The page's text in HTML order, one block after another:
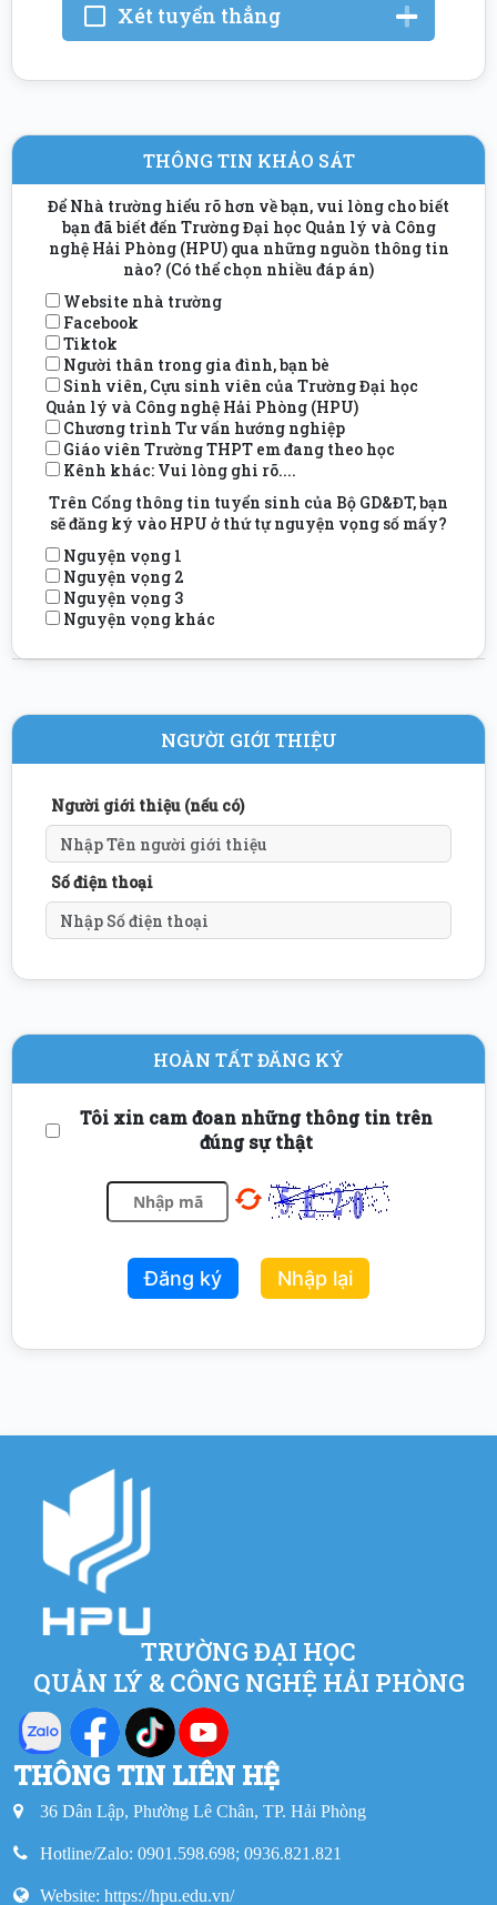
Xét tuyển thẳng
THÔNG TIN KHẢO SÁT
Để Nhà trường hiểu rõ hơn về bạn, vui lòng cho biết
bạn đã biết đến Trường Đại học Quản lý và Công
nghệ Hải Phòng (HPU) qua những nguồn thông tin
nào? (Có thể chọn nhiều đáp án)
Website nhà trường
Facebook
Tiktok
Người thân trong gia đình, bạn bè
Sinh viên, Cựu sinh viên của Trường Đại học
Quản lý và Công nghệ Hải Phòng (HPU)
Chương trình Tư vấn hướng nghiệp
Giáo viên Trường THPT em đang theo học
Kênh khác: Vui lòng ghi rõ....
Trên Cổng thông tin tuyển sinh của Bộ GD&ĐT, bạn
sẽ đăng ký vào HPU ở thứ tự nguyện vọng số mấy?
Nguyện vọng 1
Nguyện vọng 2
Nguyện vọng 3
Nguyện vọng khác
NGƯỜI GIỚI THIỆU
Người giới thiệu (nếu có)
Số điện thoại
HOÀN TẤT ĐĂNG KÝ
Tôi xin cam đoan những thông tin trên
đúng sự thật
Đăng ký Nhập lại
TRƯỜNG ĐẠI HỌC
QUẢN LÝ & CÔNG NGHỆ HẢI PHÒNG
THÔNG TIN LIÊN HỆ
36 Dân Lập, Phường Lê Chân, TP. Hải Phòng
Hotline/Zalo: 0901.598.698; 0936.821.821
Website: https://hpu.edu.vn/